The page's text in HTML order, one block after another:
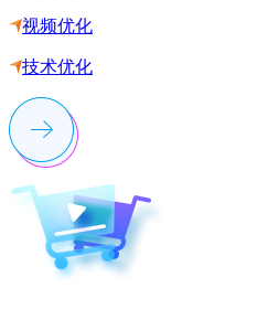
视频优化
技术优化